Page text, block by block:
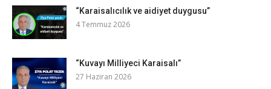
“Karaisalıcılık ve aidiyet duygusu”
4 Temmuz 2026
“Kuvayı Milliyeci Karaisalı”
27 Haziran 2026